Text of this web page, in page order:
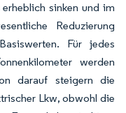
sinken und im
Reduzierung
Für jedes
werden
darauf steigern die
Lkw, obwohl die